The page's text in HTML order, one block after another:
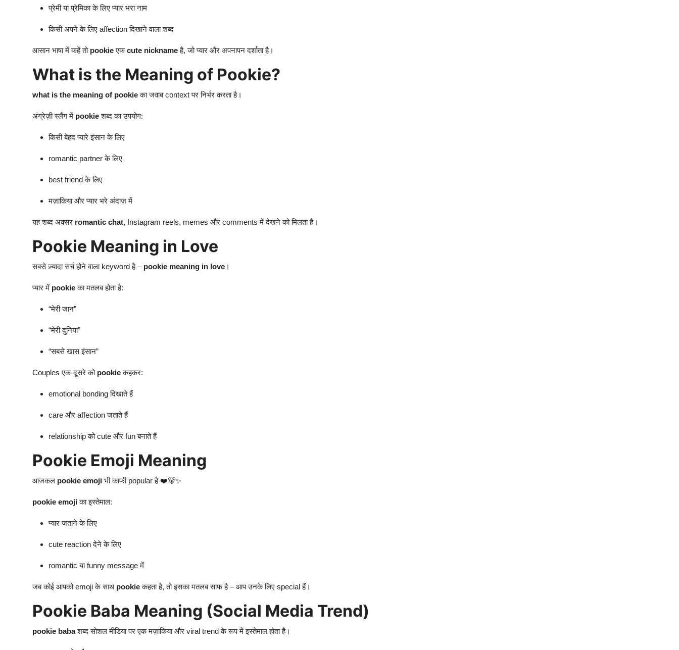
प्रेमी या प्रेमिका के लिए प्यार भरा नाम
किसी अपने के लिए affection दिखाने वाला शब्द
आसान भाषा में कहें तो pookieएकcute nicknameहै, जो प्यार और अपनापन दर्शाता है।
What is the Meaning of Pookie?
what is the meaning of pookieका जवाब context पर निर्भर करता है।
अंग्रेज़ी स्लैंग में pookieशब्द का उपयोग:
किसी बेहद प्यारे इंसान के लिए
romantic partner के लिए
best friend के लिए
मज़ाकिया और प्यार भरे अंदाज़ में
यह शब्द अक्सर romantic chat, Instagram reels, memes और comments में देखने को मिलता है।
Pookie Meaning in Love
सबसे ज़्यादा सर्च होने वाला keyword है – pookie meaning in love ।
प्यार में pookieका मतलब होता है:
“मेरी जान”
“मेरी दुनिया”
“सबसे खास इंसान”
Couples एक-दूसरे को pookieकहकर:
emotional bonding दिखाते हैं
care और affection जताते हैं
relationship को cute और fun बनाते हैं
Pookie Emoji Meaning
आजकल pookie emoji भी काफी popular है ❤️🐻✨
pookie emojiका इस्तेमाल:
प्यार जताने के लिए
cute reaction देने के लिए
romantic या funny message में
जब कोई आपको emoji के साथ pookieकहता है, तो इसका मतलब साफ है – आप उनके लिए special हैं।
Pookie Baba Meaning (Social Media Trend)
pookie babaशब्द सोशल मीडिया पर एक मज़ाकिया और viral trend के रूप में इस्तेमाल होता है।